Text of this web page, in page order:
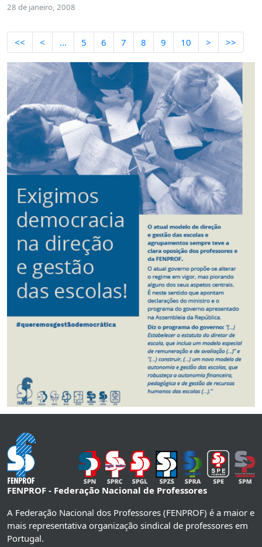
28 de janeiro, 2008
<< < ... 5 6 7 8 9 10 > >>
FENPROF - Federação Nacional de Professores
A Federação Nacional dos Professores (FENPROF) é a maior e
mais representativa organização sindical de professores em
Portugal.